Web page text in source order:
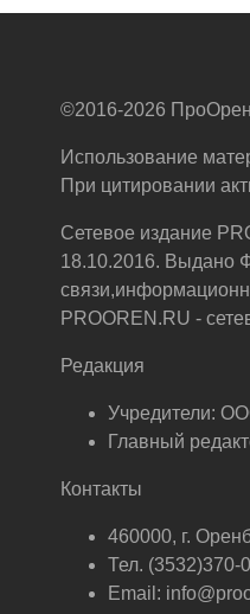
©2016-2026
Использование
При цитировании
Сетевое издание
18.10.2016. Выдано
PROOREN.RU -
Редакция
Учредители:
Главный
Контакты
460000, г.
Тел. (3532)370-
Email: